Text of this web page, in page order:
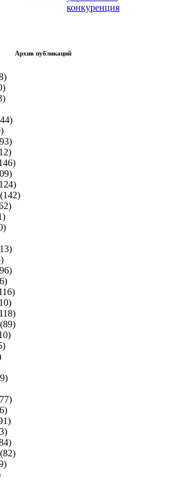
конкуренция
Архив публикаций
(142)
(89)
(82)